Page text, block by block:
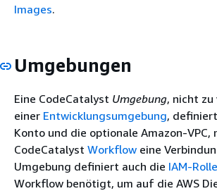
Images.
Umgebungen
Eine CodeCatalyst Umgebung, nicht
einer Entwicklungsumgebung,
Konto und die optionale Amazon-VPC,
CodeCatalyst Workflow eine
Umgebung definiert auch die IAM-Rolle
Workflow benötigt, um auf die AWS